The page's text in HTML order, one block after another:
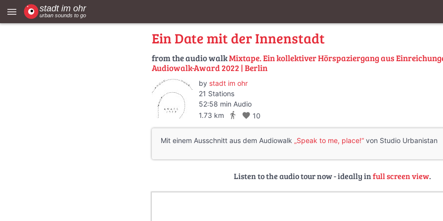
menu
Ein Date mit der Innenstadt
from the audio walkMixtape. Ein kollektiver Hörspaziergang aus
Audiowalk-Award 2022 | Berlin
by stadt im ohr
21 Stations
52:58 min Audio
1.73 km
directions_walk favorite 10
Mit einem Ausschnitt aus dem Audiowalk „Speak to me, place!“ von Studio Urbanistan
Listen to the audio tour now - ideally infull screen view.